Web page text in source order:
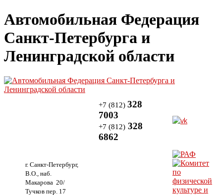
Автомобильная Федерация
Санкт-Петербурга и
Ленинградской области
г. Санкт-Петербург,
В.О., наб.
Макарова 20/
Тучков пер. 17
+7 (812) 328
7003
+7 (812) 328
6862